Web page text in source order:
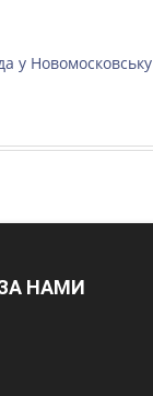
у Новомосковську
НАМИ